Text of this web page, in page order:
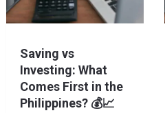
Saving vs
Investing: What
Comes First in the
Philippines? 💰📈